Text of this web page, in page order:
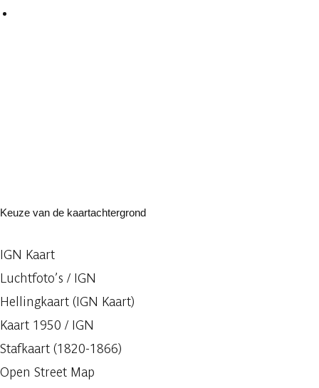
Keuze van de kaartachtergrond
IGN Kaart
Luchtfoto’s / IGN
Hellingkaart (IGN Kaart)
Kaart 1950 / IGN
Stafkaart (1820-1866)
Open Street Map